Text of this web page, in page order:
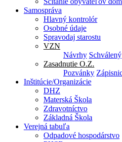
Samospráva
Hlavný kontrolór
Osobné údaje
Spravodaj starostu
VZN
Návrhy Schválený
Zasadnutie O.Z.
Pozvánky
Inštitúcie/Organizácie
DHZ
Materská Škola
Zdravotníctvo
Základná Škola
Verejná tabuľa
Odpadové hospodárstvo